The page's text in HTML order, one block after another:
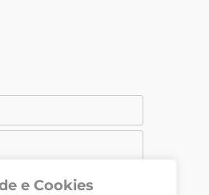
e Cookies